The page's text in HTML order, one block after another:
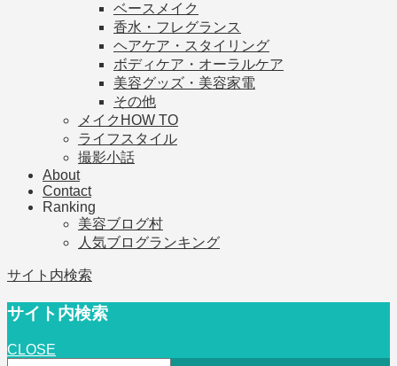
ベースメイク
香水・フレグランス
ヘアケア・スタイリング
ボディケア・オーラルケア
美容グッズ・美容家電
その他
メイクHOW TO
ライフスタイル
撮影小話
About
Contact
Ranking
美容ブログ村
人気ブログランキング
サイト内検索
サイト内検索
CLOSE